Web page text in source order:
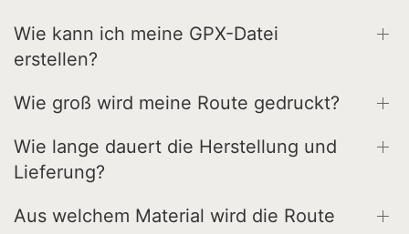
Wie kann ich meine GPX-Datei
erstellen?
Wie groß wird meine Route gedruckt?
Wie lange dauert die Herstellung und
Lieferung?
Aus welchem Material wird die Route